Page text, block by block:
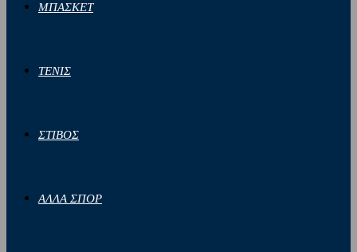
ΜΠΑΣΚΕΤ
ΤΕΝΙΣ
ΣΤΙΒΟΣ
ΑΛΛΑ ΣΠΟΡ